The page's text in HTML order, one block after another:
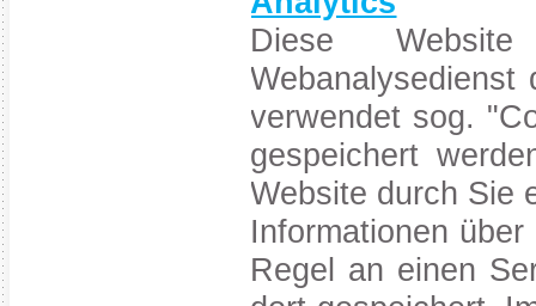
Diese
Webanalysedienst
verwendet sog.
gespeichert
Website durch Sie
Informationen
Regel an einen